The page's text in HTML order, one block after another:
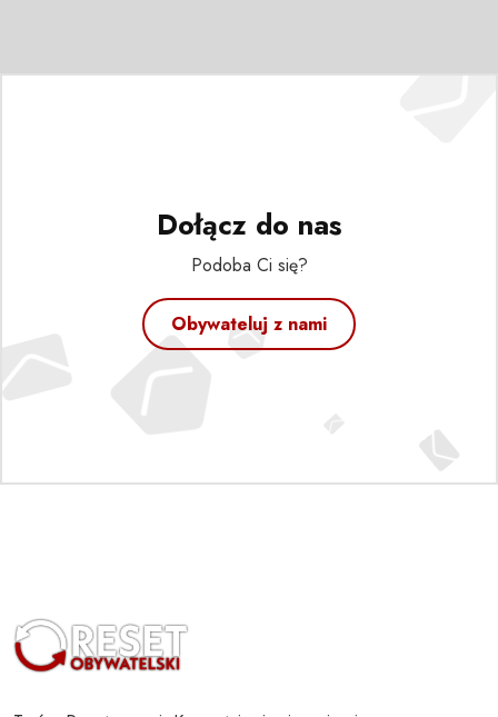
Dołącz do nas
Podoba Ci się?
Obywateluj z nami